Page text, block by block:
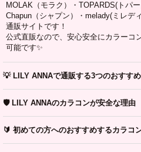
MOLAK（モラク）・TOPARDS(トパ
Chapun（シャプン）・melady(ミレデ
通販サイトです！
公式直販なので、安心安全にカラーコ
可能です✨
💡 LILY ANNAで通販する3つのおすす
🛡️ LILY ANNAのカラコンが安全な理由
🔰 初めての方へのおすすめするカラコ